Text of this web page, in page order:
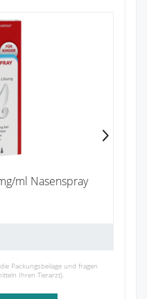
ml Nasenspray
Packungsbeilage und fragen
Ihren Tierarzt).